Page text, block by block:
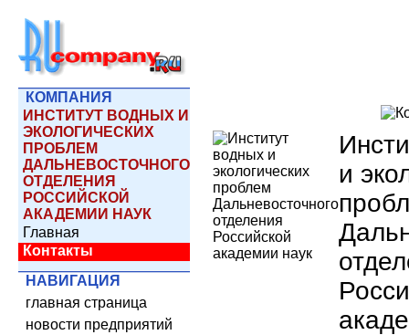
КОМПАНИЯ
ИНСТИТУТ ВОДНЫХ И
ЭКОЛОГИЧЕСКИХ
ПРОБЛЕМ
ДАЛЬНЕВОСТОЧНОГО
ОТДЕЛЕНИЯ
РОССИЙСКОЙ
АКАДЕМИИ НАУК
Главная
Контакты
НАВИГАЦИЯ
главная страница
новости предприятий
и